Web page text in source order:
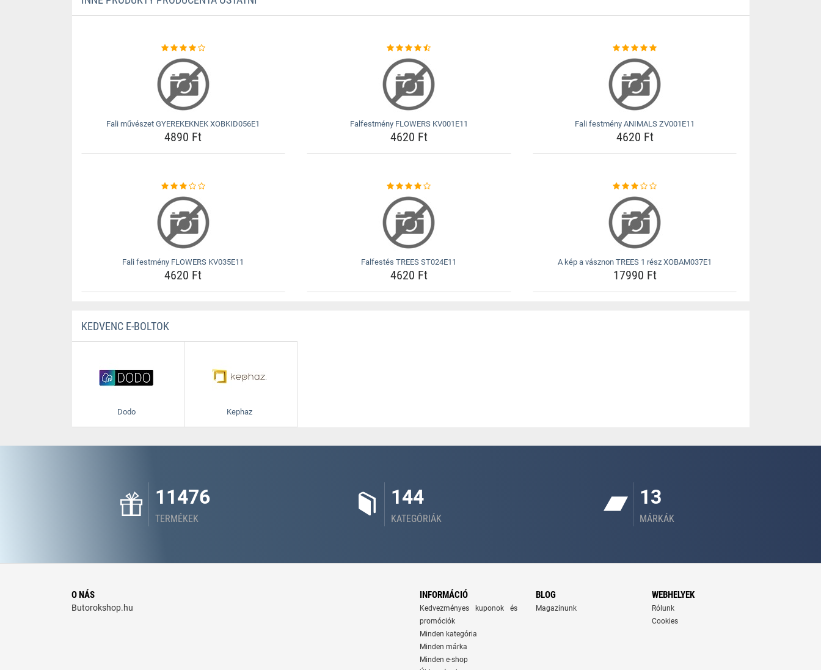
Fali művészet GYEREKEKNEK XOBKID056E1
4890 Ft
Falfestmény FLOWERS KV001E11
4620 Ft
Fali festmény ANIMALS ZV001E11
4620 Ft
Fali festmény FLOWERS KV035E11
4620 Ft
Falfestés TREES ST024E11
4620 Ft
A kép a vásznon TREES 1 rész XOBAM037E1
17990 Ft
KEDVENC E-BOLTOK
Dodo Kephaz
11476
TERMÉKEK
144
KATEGÓRIÁK
13
MÁRKÁK
O NÁS
Butorokshop.hu
INFORMÁCIÓ
Kedvezményes kuponok és
promóciók
Minden kategória
Minden márka
Minden e-shop
BLOG
Magazinunk
WEBHELYEK
Rólunk
Cookies